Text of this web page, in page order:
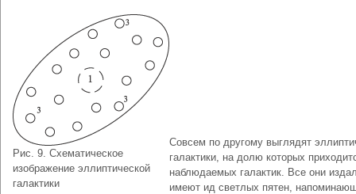
Рис. 9. Схематическое
изображение эллиптической
галактики
Совсем по другому выглядят
галактики, на долю которых
наблюдаемых галактик. Все они
имеют ид светлых пятен,